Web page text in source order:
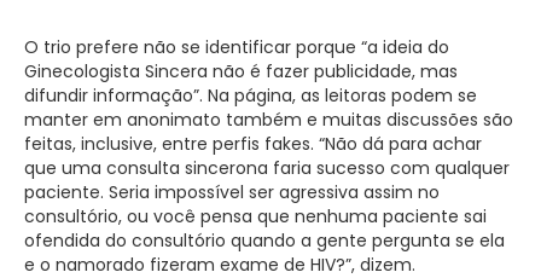
O trio prefere não se identificar porque “a ideia do
Ginecologista Sincera não é fazer publicidade, mas
difundir informação”. Na página, as leitoras podem se
manter em anonimato também e muitas discussões são
feitas, inclusive, entre perfis fakes. “Não dá para achar
que uma consulta sincerona faria sucesso com qualquer
paciente. Seria impossível ser agressiva assim no
consultório, ou você pensa que nenhuma paciente sai
ofendida do consultório quando a gente pergunta se ela
e o namorado fizeram exame de HIV?”, dizem.